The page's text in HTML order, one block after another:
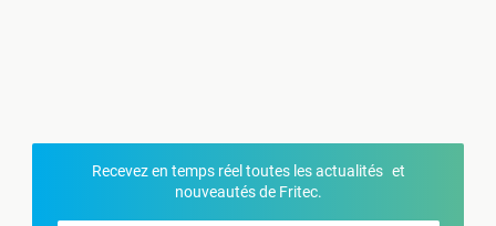
Recevez en temps réel toutes les actualités et
nouveautés de Fritec.